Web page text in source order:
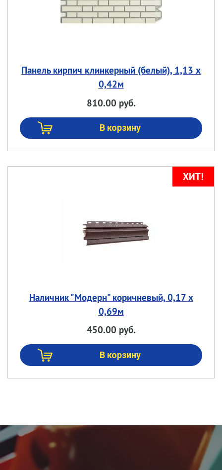
Панель кирпич клинкерный (белый), 1,13 х
0,42м
810.00 руб.
Наличник "Модерн" коричневый, 0,17 х
0,69м
450.00 руб.